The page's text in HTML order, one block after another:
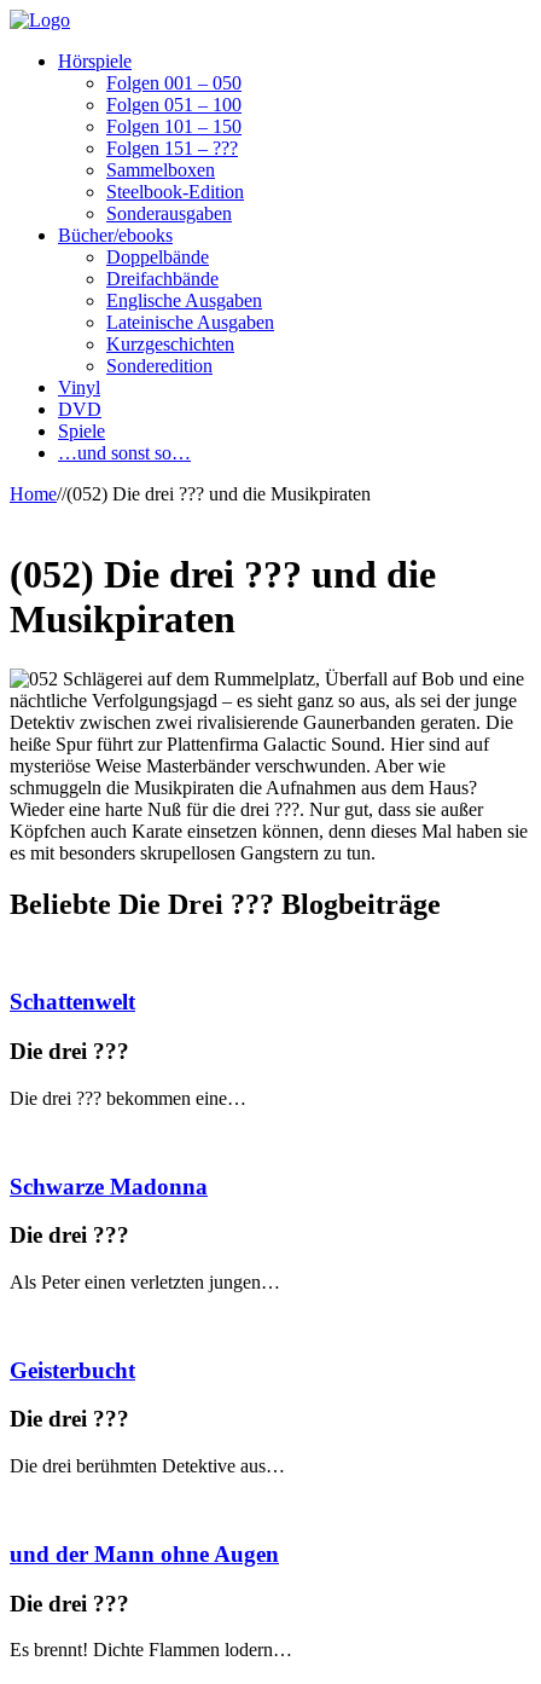
Hörspiele
Folgen 001 – 050
Folgen 051 – 100
Folgen 101 – 150
Folgen 151 – ???
Sammelboxen
Steelbook-Edition
Sonderausgaben
Bücher/ebooks
Doppelbände
Dreifachbände
Englische Ausgaben
Lateinische Ausgaben
Kurzgeschichten
Sonderedition
Vinyl
DVD
Spiele
…und sonst so…
Home//(052) Die drei ??? und die Musikpiraten
(052) Die drei ??? und die
Musikpiraten
Schlägerei auf dem Rummelplatz, Überfall auf Bob und eine
nächtliche Verfolgungsjagd – es sieht ganz so aus, als sei der junge
Detektiv zwischen zwei rivalisierende Gaunerbanden geraten. Die
heiße Spur führt zur Plattenfirma Galactic Sound. Hier sind auf
mysteriöse Weise Masterbänder verschwunden. Aber wie
schmuggeln die Musikpiraten die Aufnahmen aus dem Haus?
Wieder eine harte Nuß für die drei ???. Nur gut, dass sie außer
Köpfchen auch Karate einsetzen können, denn dieses Mal haben sie
es mit besonders skrupellosen Gangstern zu tun.
Beliebte Die Drei ??? Blogbeiträge
Schattenwelt
Die drei ???
Die drei ??? bekommen eine…
Schwarze Madonna
Die drei ???
Als Peter einen verletzten jungen…
Geisterbucht
Die drei ???
Die drei berühmten Detektive aus…
und der Mann ohne Augen
Die drei ???
Es brennt! Dichte Flammen lodern…